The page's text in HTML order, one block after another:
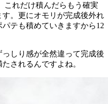
これだけ積んだらもう確実
。更にオモリが完成後外れ
テも積めていきますから12
しり感が全然違って完成後
されるんですよね。